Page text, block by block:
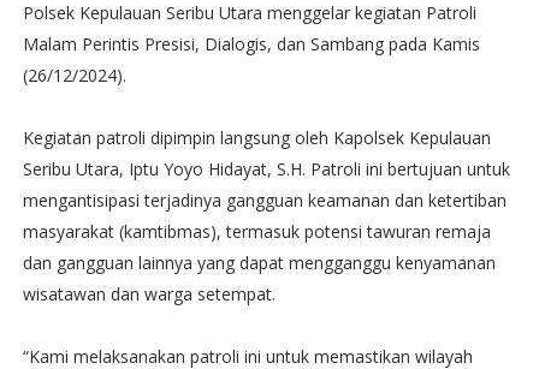
Polsek Kepulauan Seribu Utara menggelar kegiatan Patroli
Malam Perintis Presisi, Dialogis, dan Sambang pada Kamis
(26/12/2024).
Kegiatan patroli dipimpin langsung oleh Kapolsek Kepulauan
Seribu Utara, Iptu Yoyo Hidayat, S.H. Patroli ini bertujuan untuk
mengantisipasi terjadinya gangguan keamanan dan ketertiban
masyarakat (kamtibmas), termasuk potensi tawuran remaja
dan gangguan lainnya yang dapat mengganggu kenyamanan
wisatawan dan warga setempat.
“Kami melaksanakan patroli ini untuk memastikan wilayah